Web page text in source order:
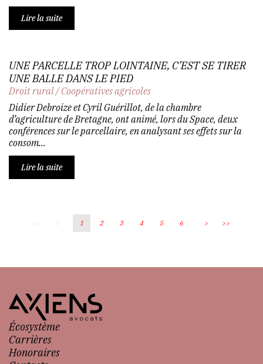
Lire la suite
UNE PARCELLE TROP LOINTAINE, C’EST SE TIRER
UNE BALLE DANS LE PIED
Droit rural/Coopératives agricoles
Didier Debroize et Cyril Guérillot, de la chambre
d’agriculture de Bretagne, ont animé, lors du Space, deux
conférences sur le parcellaire, en analysant ses effets sur la
consom...
Lire la suite
1 2 3 4 5 6 > >>
Écosystème
Carrières
Honoraires